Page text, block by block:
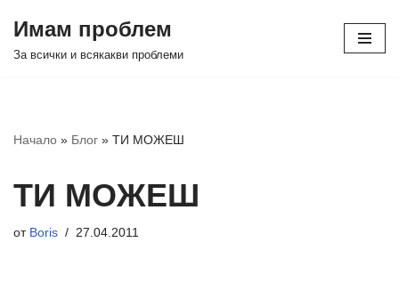
Продължете
Имам проблем
За всички и всякакви проблеми
Начало » Блог » ТИ МОЖЕШ
ТИ МОЖЕШ
от Boris 27.04.2011